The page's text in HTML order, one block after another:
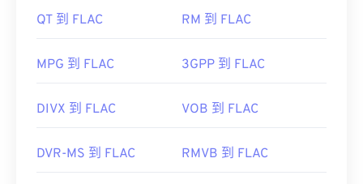
請記住，M4V 是一種包含各種類型資料的容器，因
料（音訊或視訊編解碼器）與裝置的作業系統不相
VLC 媒體播放器
此外，可實作 FLAC 的編解碼器包括 FFmpeg、
Flake 和 FLACCL，用於編碼。 Audiocogs
是一種開源開源軟體。
初始發布：2001
QT 到 FLAC RM 到 FLAC
MPG 到 FLAC 3GPP 到 FLAC
DIVX 到 FLAC VOB 到 FLAC
DVR-MS 到 FLAC RMVB 到 FLAC